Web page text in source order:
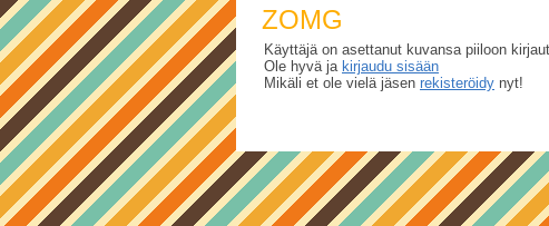
ZOMG
Käyttäjä on asettanut kuvansa piiloon
Ole hyvä ja kirjaudu sisään
Mikäli et ole vielä jäsen rekisteröidy nyt!